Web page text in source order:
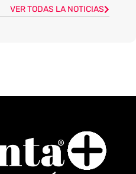
VER TODAS LA NOTICIAS